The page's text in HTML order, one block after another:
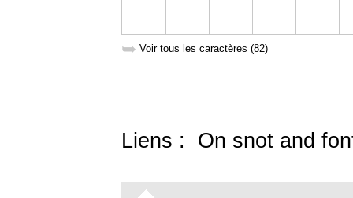
➥ Voir tous les caractères (82)
Liens : On snot and